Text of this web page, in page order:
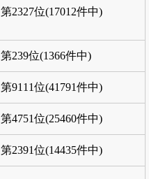
第2327位(17012件中)
第239位(1366件中)
第9111位(41791件中)
第4751位(25460件中)
第2391位(14435件中)